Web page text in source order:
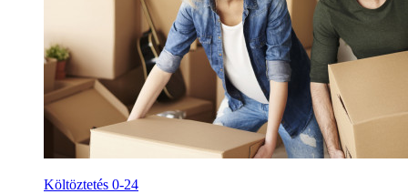
Költöztetés 0-24